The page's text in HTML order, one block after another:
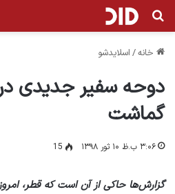
جستجو برای
خانه/ اسلایدشو
دوحه سفیر جدیدی در
گماشت
۳:۰۶ ب.ظ ۱۰ ثور ۱۳۹۸ 15